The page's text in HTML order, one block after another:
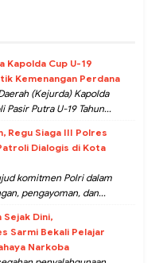
Kapolda Cup U-19
Kemenangan Perdana
(Kejurda) Kapolda
Pasir Putra U-19 Tahun...
Regu Siaga III Polres
Dialogis di Kota
komitmen Polri dalam
pengayoman, dan...
Sejak Dini,
Sarmi Bekali Pelajar
Narkoba